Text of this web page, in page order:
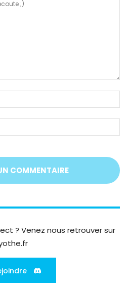
ou
? Venez nous retrouver sur